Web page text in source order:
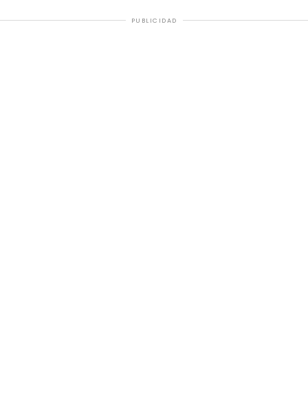
PUBLICIDAD